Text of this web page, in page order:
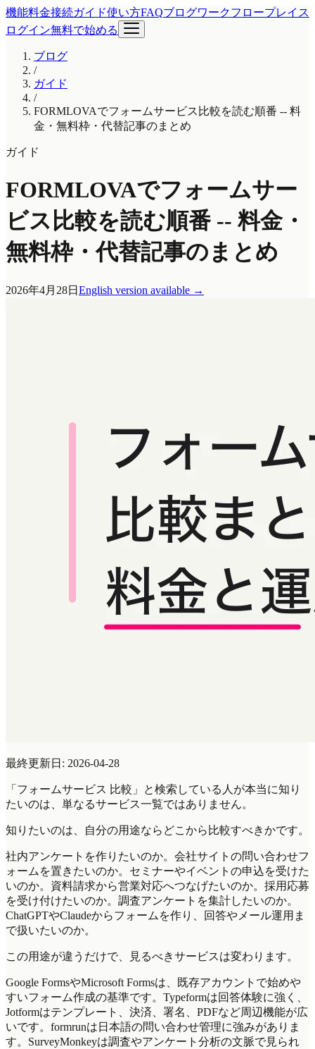
機能料金接続ガイド使い方FAQブログワークフロープレイス
ログイン無料で始める
ブログ
/
ガイド
/
FORMLOVAでフォームサービス比較を読む順番 -- 料
金・無料枠・代替記事のまとめ
ガイド
FORMLOVAでフォームサー
ビス比較を読む順番 -- 料金・
無料枠・代替記事のまとめ
2026年4月28日 English version available →
最終更新日: 2026-04-28
「フォームサービス 比較」と検索している人が本当に知り
たいのは、単なるサービス一覧ではありません。
知りたいのは、自分の用途ならどこから比較すべきかです。
社内アンケートを作りたいのか。会社サイトの問い合わせフ
ォームを置きたいのか。セミナーやイベントの申込を受けた
いのか。資料請求から営業対応へつなげたいのか。採用応募
を受け付けたいのか。調査アンケートを集計したいのか。
ChatGPTやClaudeからフォームを作り、回答やメール運用ま
で扱いたいのか。
この用途が違うだけで、見るべきサービスは変わります。
Google FormsやMicrosoft Formsは、既存アカウントで始めや
すいフォーム作成の基準です。Typeformは回答体験に強く、
Jotformはテンプレート、決済、署名、PDFなど周辺機能が広
いです。formrunは日本語の問い合わせ管理に強みがありま
す。SurveyMonkeyは調査やアンケート分析の文脈で見られ